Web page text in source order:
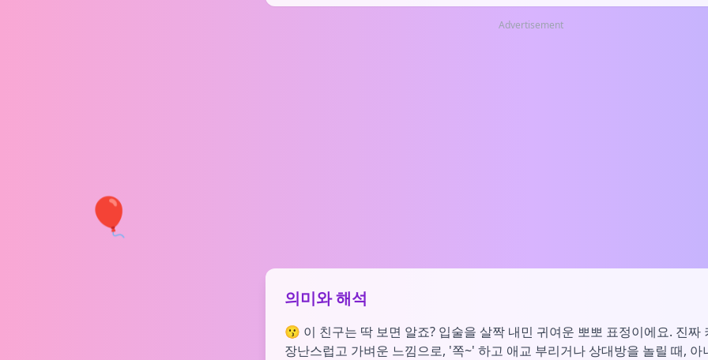
🎈
Advertisement
의미와 해석
😗 이 친구는 딱 보면 알죠? 입술을 살짝 내민 귀여운 뽀뽀 표정이에요. 진짜
장난스럽고 가벼운 느낌으로, '쪽~' 하고 애교 부리거나 상대방을 놀릴 때, 아